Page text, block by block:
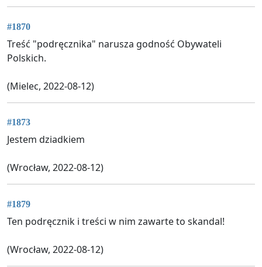
#1870
Treść "podręcznika" narusza godność Obywateli
Polskich.
(Mielec, 2022-08-12)
#1873
Jestem dziadkiem
(Wrocław, 2022-08-12)
#1879
Ten podręcznik i treści w nim zawarte to skandal!
(Wrocław, 2022-08-12)